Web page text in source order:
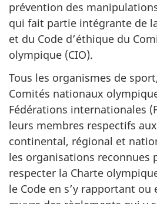
prévention des
qui fait partie intégrante de
et du Code d’éthique du
olympique (CIO).
Tous les organismes de
Comités nationaux
Fédérations internationales
leurs membres respectifs
continental, régional et
les organisations reconnues
respecter la Charte
le Code en s’y rapportant